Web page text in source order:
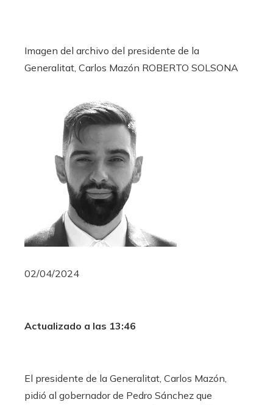
Imagen del archivo del presidente de la
Generalitat, Carlos Mazón ROBERTO SOLSONA
02/04/2024
Actualizado a las 13:46
El presidente de la Generalitat, Carlos Mazón,
pidió al gobernador de Pedro Sánchez que